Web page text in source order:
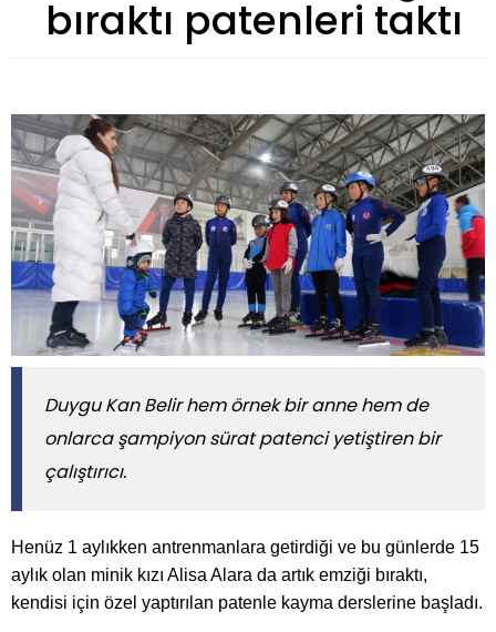
bıraktı patenleri taktı
​​​​​​​Duygu Kan Belir hem örnek bir anne hem de
onlarca şampiyon sürat patenci yetiştiren bir
çalıştırıcı.
Henüz 1 aylıkken antrenmanlara getirdiği ve bu günlerde 15
aylık olan minik kızı Alisa Alara da artık emziği bıraktı,
kendisi için özel yaptırılan patenle kayma derslerine başladı.